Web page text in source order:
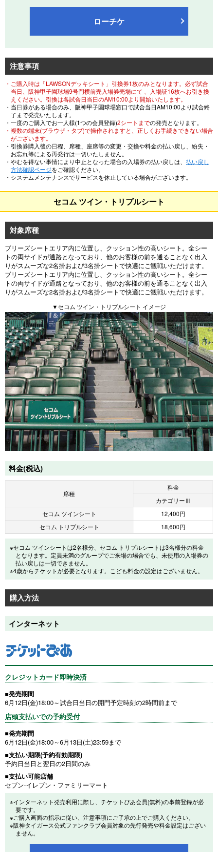
ローチケ
注意事項
・ご購入時は「LAWSONデッキシート」引換券1枚のみとなります。必ず試合
当日、阪神甲子園球場9号門横前売入場券売場にて 、入場証16枚へお引き換
えください。引換は各試合日当日のAM10:00より開始いたします。
・当日券がある場合のみ、阪神甲子園球場窓口で試合当日AM10:00より試合終
了まで発売いたします。
・一度のご購入でお一人様(1つの会員登録)2シートまでの発売となります。
・複数の端末(ブラウザ・タブ)で操作されますと、正しくお手続きできない場合
がございます。
・引換券購入後の日程、席種、座席等の変更・交換や料金の払い戻し、紛失・
お忘れ等による再発行は一切いたしません。
・やむを得ない事情により中止となった場合の入場券の払い戻しは、 払い戻し
方法確認ページをご確認ください。
・システムメンテナンスでサービスを休止している場合がございます。
セコム ツイン・トリプルシート
対象席種
ブリーズシートエリア内に位置し、クッション性の高いシート。全シー
トの両サイドが通路となっており、他のお客様の前を通ることなく出入
りがスムーズな2名掛および3名掛シートで快適にご観戦いただけます。
ブリーズシートエリア内に位置し、クッション性の高いシート。全シー
トの両サイドが通路となっており、他のお客様の前を通ることなく出入
りがスムーズな2名掛および3名掛シートで快適にご観戦いただけます。
▼セコム ツイン・トリプルシート イメージ
料金(税込)
席種
料金
カテゴリーⅢ
セコム ツインシート
12,400円
セコム トリプルシート
18,600円
※セコム ツインシートは2名様分、セコム トリプルシートは3名様分の料金
となります。定員未満のグループでご来場の場合でも、未使用の入場券の
払い戻しは一切できません。
※4歳からチケットが必要となります。こども料金の設定はございません。
購入方法
インターネット
クレジットカード即時決済
■発売期間
6月12日(金)18:00～試合日当日の開門予定時刻の2時間前まで
店頭支払いでの予約受付
■発売期間
6月12日(金)18:00～6月13日(土)23:59まで
■支払い期限(予約有効期限)
予約日当日と翌日の2日間のみ
■支払い可能店舗
セブン-イレブン・ファミリーマート
※インターネット発売利用に際し、チケットぴあ会員(無料)の事前登録が必
要です。
※ご購入画面の指示に従い、注意事項にご了承の上でご購入ください。
※阪神タイガース公式ファンクラブ会員対象の先行発売や料金設定はござい
ません。